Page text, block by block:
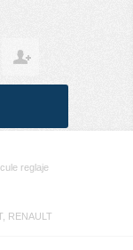
reglaje
RENAULT